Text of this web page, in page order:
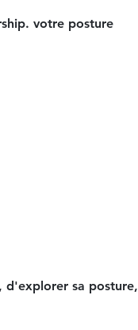
votre posture
d'explorer sa posture,